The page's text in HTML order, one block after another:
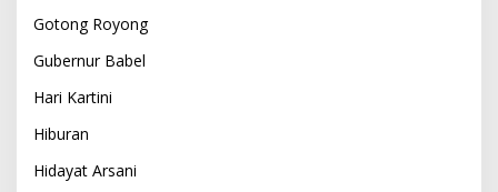
Gotong Royong
Gubernur Babel
Hari Kartini
Hiburan
Hidayat Arsani